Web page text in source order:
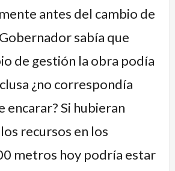
antes del cambio de
sabía que
de gestión la obra podía
¿no correspondía
Si hubieran
recursos en los
metros hoy podría estar